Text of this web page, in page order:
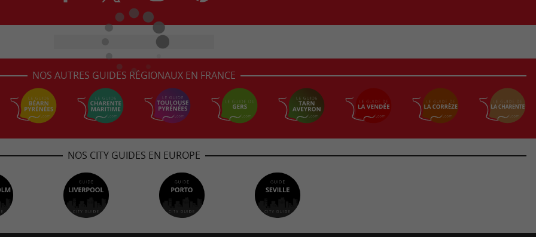
NOS AUTRES GUIDES RÉGIONAUX EN FRANCE
NOS CITY GUIDES EN EUROPE